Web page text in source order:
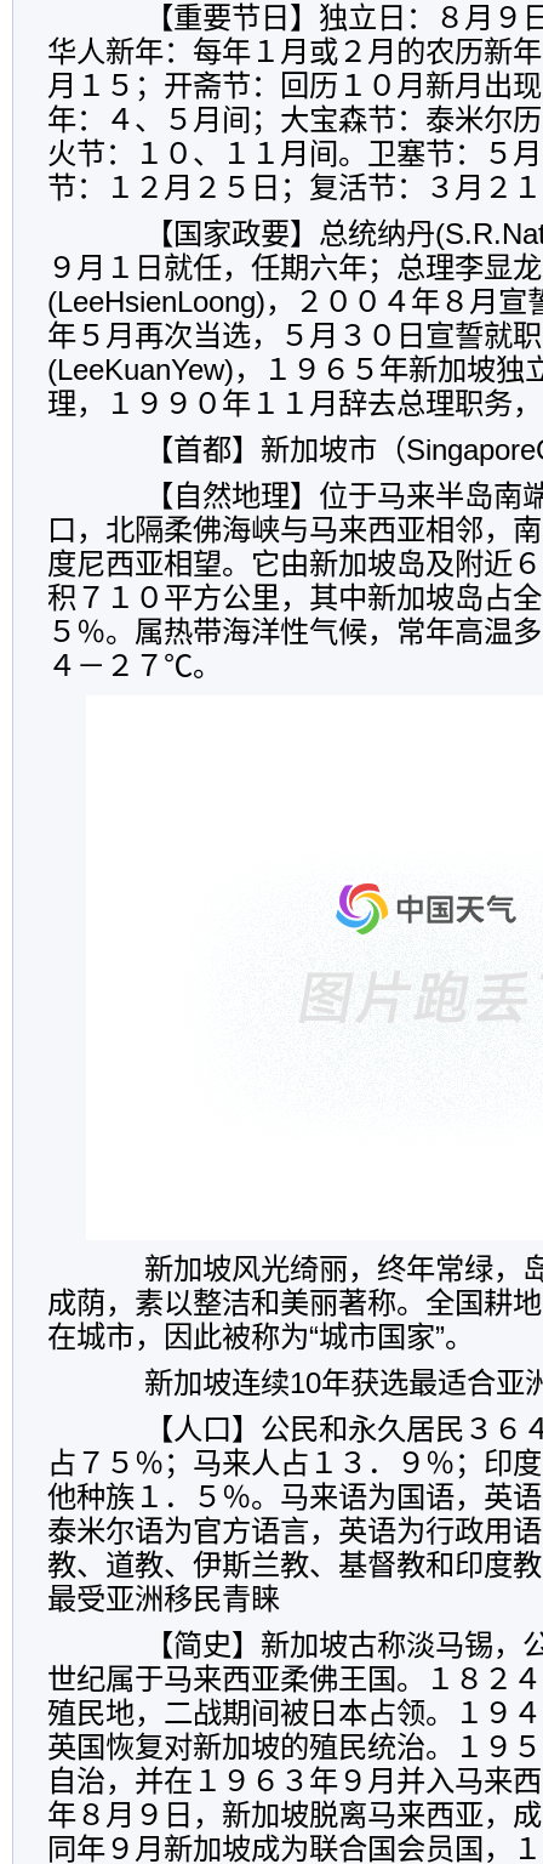
【重要节日】独立日：８月９
华人新年：每年１月或２月的农历新
月１５；开斋节：回历１０月新月出
年：４、５月间；大宝森节：泰米尔
火节：１０、１１月间。卫塞节：５
节：１２月２５日；复活节：３月２
【国家政要】总统纳丹
９月１日就任，任期六年；总理李显龙
(LeeHsienLoong)，２００４年８月宣
年５月再次当选，５月３０日宣誓就
(LeeKuanYew)，１９６５年新加坡独
理，１９９０年１１月辞去总理职务
【首都】新加坡市（
【自然地理】位于马来半岛南
口，北隔柔佛海峡与马来西亚相邻，
度尼西亚相望。它由新加坡岛及附近
积７１０平方公里，其中新加坡岛占
５％。属热带海洋性气候，常年高温
４－２７℃。
新加坡风光绮丽，终年常绿，
成荫，素以整洁和美丽著称。全国耕
在城市，因此被称为“城市国家”。
新加坡连续10年获选最适合亚
【人口】公民和永久居民３６
占７５％；马来人占１３．９％；印
他种族１．５％。马来语为国语，英
泰米尔语为官方语言，英语为行政用
教、道教、伊斯兰教、基督教和印度
最受亚洲移民青睐
【简史】新加坡古称淡马锡，
世纪属于马来西亚柔佛王国。１８２
殖民地，二战期间被日本占领。１９
英国恢复对新加坡的殖民统治。１９
自治，并在１９６３年９月并入马来
年８月９日，新加坡脱离马来西亚，
同年９月新加坡成为联合国会员国，